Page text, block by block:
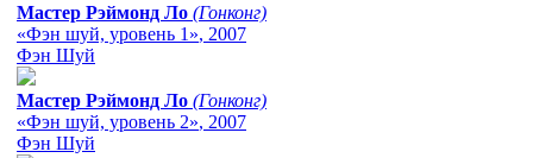
Мастер Рэймонд Ло (Гонконг)
«Фэн шуй, уровень 1», 2007
Фэн Шуй
Мастер Рэймонд Ло (Гонконг)
«Фэн шуй, уровень 2», 2007
Фэн Шуй